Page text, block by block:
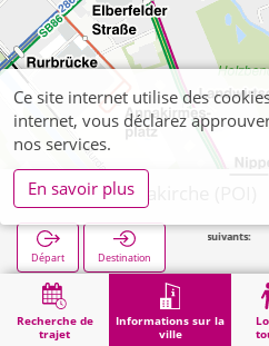
Recherche de
trajet
Informations sur la
ville
Düren, Annakirche (POI)
Départ Destination
Arrêts suivants:
Démarrage Informations sur la ville
Ce site internet utilise des
internet, vous déclarez
nos services.
En savoir plus